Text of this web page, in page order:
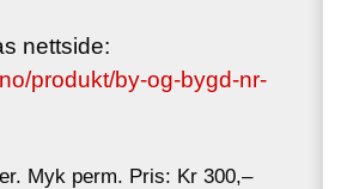
nettside:
produkt/by-og-bygd-nr-
Myk perm. Pris: Kr 300,–